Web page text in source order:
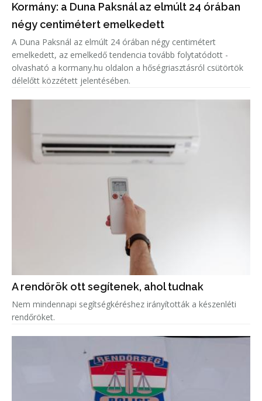
Kormány: a Duna Paksnál az elmúlt 24 órában
négy centimétert emelkedett
A Duna Paksnál az elmúlt 24 órában négy centimétert
emelkedett, az emelkedő tendencia tovább folytatódott -
olvasható a kormany.hu oldalon a hőségriasztásról csütörtök
délelőtt közzétett jelentésében.
A rendőrök ott segítenek, ahol tudnak
Nem mindennapi segítségkéréshez irányították a készenléti
rendőröket.